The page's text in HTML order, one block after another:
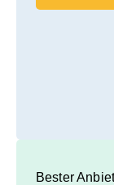
Buchen
Bester